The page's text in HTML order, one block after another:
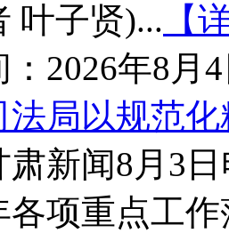
叶子贤)... 【
2026年8月
法局以规范
肃新闻8月3
各项重点工